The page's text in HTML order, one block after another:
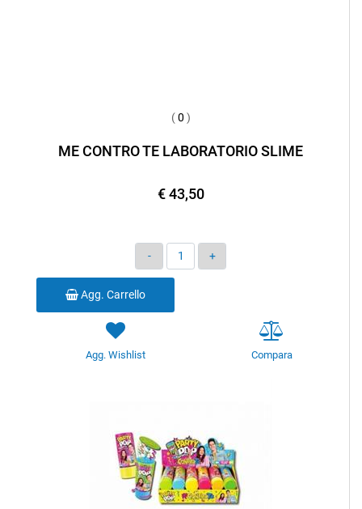
(0 )
ME CONTRO TE LABORATORIO SLIME
€ 43,50
Quantità
Agg. Carrello
Agg. Wishlist Compara